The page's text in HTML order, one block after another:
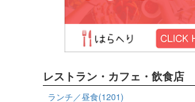
レストラン・カフェ・飲食店
ランチ／昼食(1201)